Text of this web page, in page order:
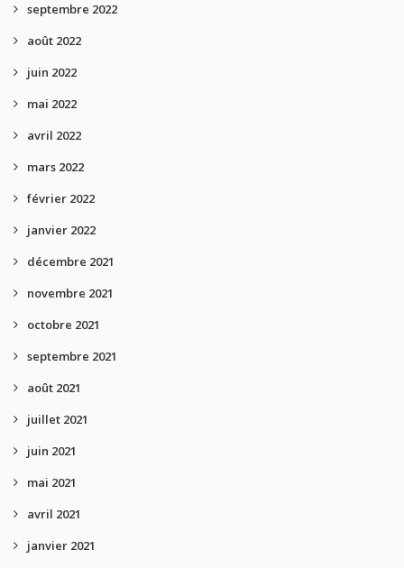
septembre 2022
août 2022
juin 2022
mai 2022
avril 2022
mars 2022
février 2022
janvier 2022
décembre 2021
novembre 2021
octobre 2021
septembre 2021
août 2021
juillet 2021
juin 2021
mai 2021
avril 2021
janvier 2021